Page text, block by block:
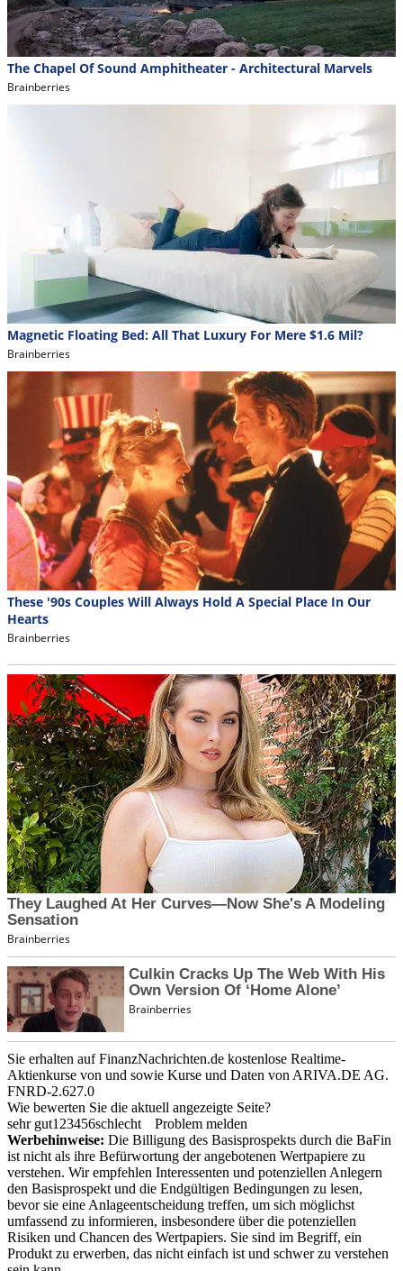
Sie erhalten auf FinanzNachrichten.de kostenlose Realtime-
Aktienkurse von und sowie Kurse und Daten von ARIVA.DE AG.
FNRD-2.627.0
Wie bewerten Sie die aktuell angezeigte Seite?
sehr gut1 23456schlecht
Problem melden
Werbehinweise: Die Billigung des Basisprospekts durch die BaFin
ist nicht als ihre Befürwortung der angebotenen Wertpapiere zu
verstehen. Wir empfehlen Interessenten und potenziellen Anlegern
den Basisprospekt und die Endgültigen Bedingungen zu lesen,
bevor sie eine Anlageentscheidung treffen, um sich möglichst
umfassend zu informieren, insbesondere über die potenziellen
Risiken und Chancen des Wertpapiers. Sie sind im Begriff, ein
Produkt zu erwerben, das nicht einfach ist und schwer zu verstehen